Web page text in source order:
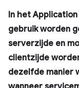
In het
gebruik worden
serverzijde en
clientzijde
dezelfde manier